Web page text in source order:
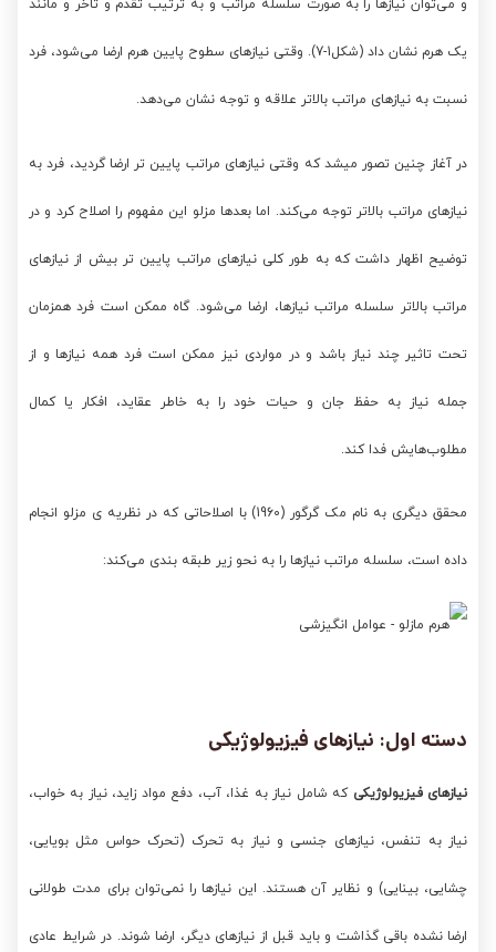
و می‌توان نیازها را به صورت سلسله مراتب و به ترتیب تقدم و تاخر و مانند
یک هرم نشان داد (شکل1-7). وقتی نیازهای سطوح پایین هرم ارضا می‌شود، فرد
نسبت به نیازهای مراتب بالاتر علاقه و توجه نشان می‌دهد.
در آغاز چنین تصور میشد که وقتی نیازهای مراتب پایین تر ارضا گردید، فرد به
نیازهای مراتب بالاتر توجه می‌کند. اما بعدها مزلو این مفهوم را اصلاح کرد و در
توضیح اظهار داشت که به طور کلی نیازهای مراتب پایین تر بیش از نیازهای
مراتب بالاتر سلسله مراتب نیازها، ارضا می‌شود. گاه ممکن است فرد همزمان
تحت تاثیر چند نیاز باشد و در مواردی نیز ممکن است فرد همه نیازها و از
جمله نیاز به حفظ جان و حیات خود را به خاطر عقاید، افکار یا کمال
مطلوب‌هایش فدا کند.
محقق دیگری به نام مک گرگور (1960) با اصلاحاتی که در نظریه ی مزلو انجام
داده است، سلسله مراتب نیازها را به نحو زیر طبقه بندی می‌کند:
دسته اول: نیازهای فیزیولوژیکی
نیازهای فیزیولوژیکیکه شامل نیاز به غذا، آب، دفع مواد زاید، نیاز به خواب،
نیاز به تنفس، نیازهای جنسی و نیاز به تحرک (تحرک حواس مثل بویایی،
چشایی، بینایی) و نظایر آن هستند. این نیازها را نمی‌توان برای مدت طولانی
ارضا نشده باقی گذاشت و باید قبل از نیازهای دیگر، ارضا شوند. در شرایط عادی